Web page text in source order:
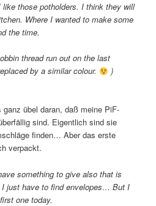
those potholders. I think they will
Where I wanted to make some
the time.
thread run out on the last
by a similar colour.
)
übel daran, daß meine PiF-
sind. Eigentlich sind sie
finden… Aber das erste
verpackt.
something to give also that is
I just have to find envelopes… But I
one today.